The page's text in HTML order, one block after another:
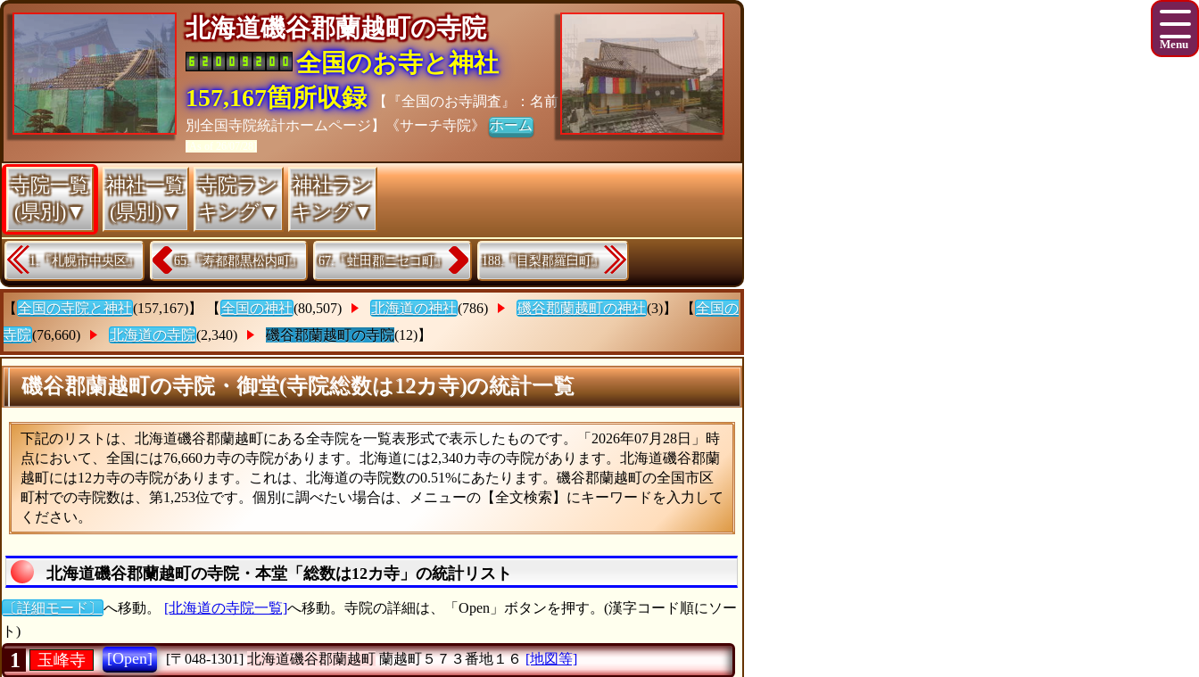
北海道磯谷郡蘭越町の寺院
全国のお寺と神社
157,167箇所収録
【『全国のお寺調査』：名前
別全国寺院統計ホームページ】《サーチ寺院》ホーム
[As of 26/07/28]
寺院一覧
(県別)▼
神社一覧
(県別)▼
寺院ラン
キング▼
神社ラン
キング▼
1.『札幌市中央区』 65.『寿都郡黒松内町』 67.『虻田郡ニセコ町』 188.『目梨郡羅臼町』
【 全国の寺院と神社(157,167)】 【 全国の神社(80,507) 北海道の神社(786) 磯谷郡蘭越町の神社(3)】 【 全国の
寺院(76,660) 北海道の寺院(2,340) 磯谷郡蘭越町の寺院(12)】
磯谷郡蘭越町の寺院・御堂(寺院総数は12カ寺)の統計一覧
下記のリストは、北海道磯谷郡蘭越町にある全寺院を一覧表形式で表示したものです。「2026年07月28日」時
点において、全国には76,660カ寺の寺院があります。北海道には2,340カ寺の寺院があります。北海道磯谷郡蘭
越町には12カ寺の寺院があります。これは、北海道の寺院数の0.51%にあたります。磯谷郡蘭越町の全国市区
町村での寺院数は、第1,253位です。個別に調べたい場合は、メニューの【全文検索】にキーワードを入力して
ください。
北海道磯谷郡蘭越町の寺院・本堂「総数は12カ寺」の統計リスト
〔詳細モード〕 へ移動。 [北海道の寺院一覧]へ移動。寺院の詳細は、「Open」ボタンを押す。(漢字コード順にソー
ト)
1 玉峰寺 [Open] [〒048-1301] 北海道磯谷郡蘭越町蘭越町５７３番地１６ [地図等]